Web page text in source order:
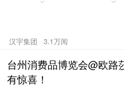
汉宇集团 3.1万阅
台州消费品博览会@欧路
有惊喜！